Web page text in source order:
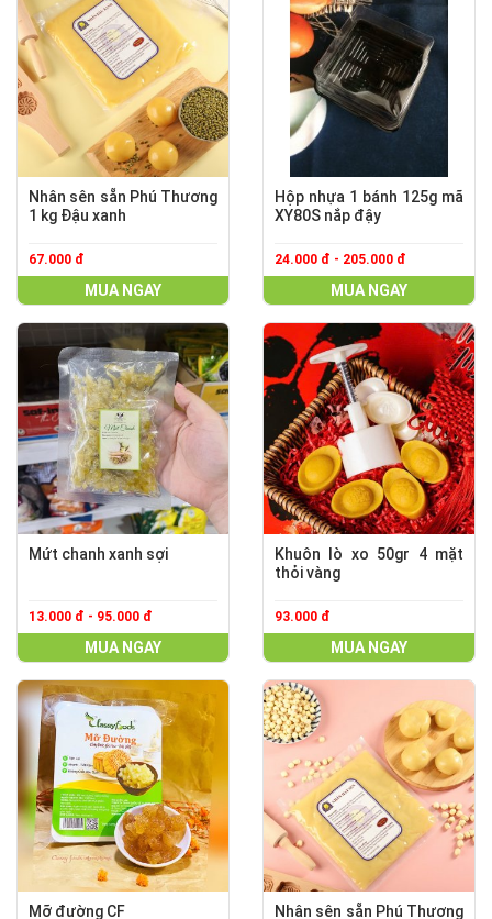
Nhân sên sẵn Phú Thương
1 kg Đậu xanh
67.000 đ
MUA NGAY
Hộp nhựa 1 bánh 125g mã
XY80S nắp đậy
24.000 đ - 205.000 đ
MUA NGAY
Mứt chanh xanh sợi
13.000 đ - 95.000 đ
MUA NGAY
Khuôn lò xo 50gr 4 mặt
thỏi vàng
93.000 đ
MUA NGAY
Mỡ đường CF Nhân sên sẵn Phú Thương